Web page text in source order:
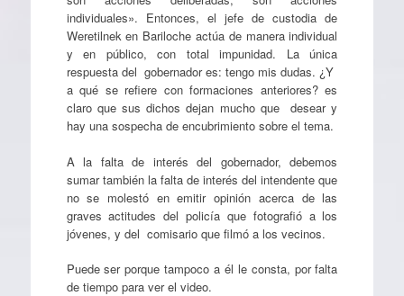
individuales». Entonces, el jefe de custodia de
Weretilnek en Bariloche actúa de manera individual
y en público, con total impunidad. La única
respuesta del gobernador es: tengo mis dudas. ¿Y
a qué se refiere con formaciones anteriores? es
claro que sus dichos dejan mucho que desear y
hay una sospecha de encubrimiento sobre el tema.
A la falta de interés del gobernador, debemos
sumar también la falta de interés del intendente que
no se molestó en emitir opinión acerca de las
graves actitudes del policía que fotografió a los
jóvenes, y del comisario que filmó a los vecinos.
Puede ser porque tampoco a él le consta, por falta
de tiempo para ver el video.